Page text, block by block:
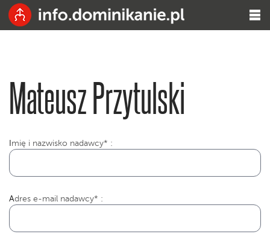
Mateusz Przytulski
mię i nazwisko nadawcy* :
Adres e-mail nadawcy* :